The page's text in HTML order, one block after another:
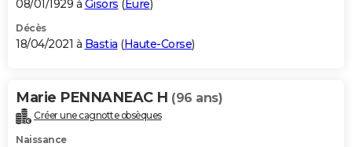
08/01/1929 à Gisors ( Eure)
Décès
18/04/2021 à Bastia (Haute-Corse)
Marie PENNANEAC H (96 ans)
Créer une cagnotte obsèques
Naissance